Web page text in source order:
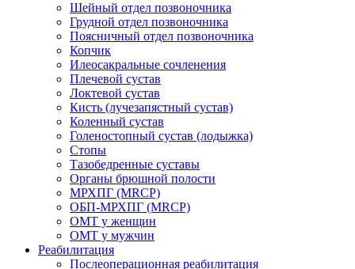
Шейный отдел позвоночника
Грудной отдел позвоночника
Поясничный отдел позвоночника
Копчик
Илеосакральные сочленения
Плечевой сустав
Локтевой сустав
Кисть (лучезапястный сустав)
Коленный сустав
Голеностопный сустав (лодыжка)
Стопы
Тазобедренные суставы
Органы брюшной полости
МРХПГ (MRCP)
ОБП-МРХПГ (MRCP)
ОМТ у женщин
ОМТ у мужчин
Реабилитация
Послеоперационная реабилитация